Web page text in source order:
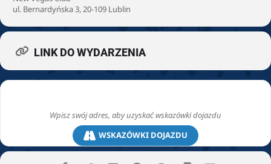
ul. Bernardyńska 3, 20-109 Lublin
LINK DO WYDARZENIA
WSKAZÓWKI DOJAZDU